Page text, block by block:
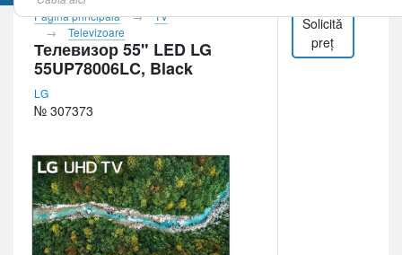
Pagina principală
TV
Televizoare
Телевизор 55" LED LG
55UP78006LC, Black
LG
№ 307373
Solicită
preț